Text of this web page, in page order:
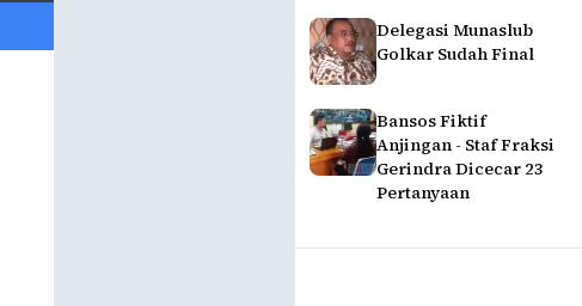
Delegasi Munaslub
Golkar Sudah Final
Bansos Fiktif
Anjingan - Staf Fraksi
Gerindra Dicecar 23
Pertanyaan